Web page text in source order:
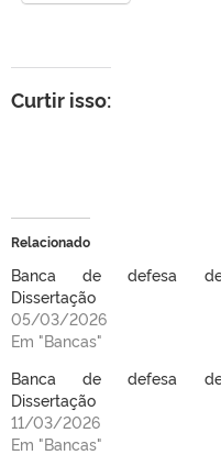
Curtir isso:
Relacionado
Banca de defesa
Dissertação
05/03/2026
Em "Bancas"
Banca de defesa
Dissertação
11/03/2026
Em "Bancas"